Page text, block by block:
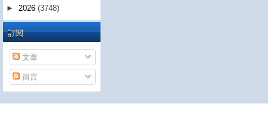
► 2026 (3748)
訂閱
文章
留言